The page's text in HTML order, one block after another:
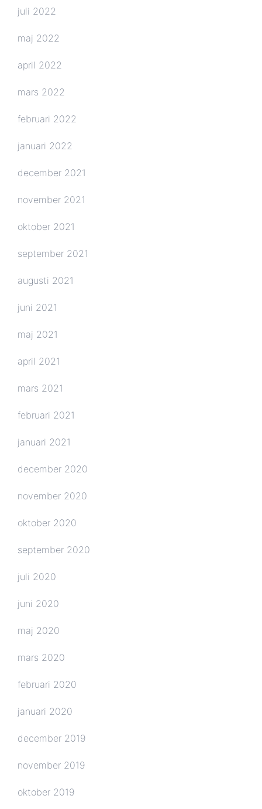
juli 2022
maj 2022
april 2022
mars 2022
februari 2022
januari 2022
december 2021
november 2021
oktober 2021
september 2021
augusti 2021
juni 2021
maj 2021
april 2021
mars 2021
februari 2021
januari 2021
december 2020
november 2020
oktober 2020
september 2020
juli 2020
juni 2020
maj 2020
mars 2020
februari 2020
januari 2020
december 2019
november 2019
oktober 2019